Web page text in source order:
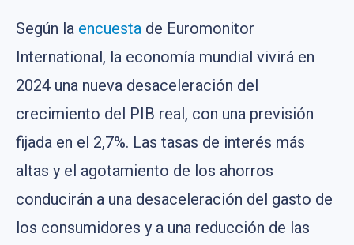
Según la encuesta de Euromonitor
International, la economía mundial vivirá en
2024 una nueva desaceleración del
crecimiento del PIB real, con una previsión
fijada en el 2,7%. Las tasas de interés más
altas y el agotamiento de los ahorros
conducirán a una desaceleración del gasto de
los consumidores y a una reducción de las